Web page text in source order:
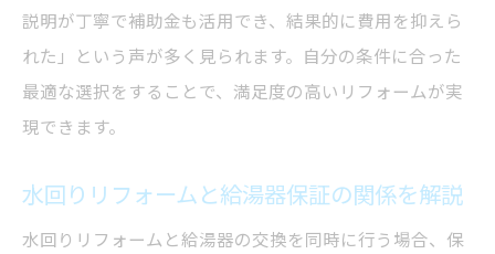
説明が丁寧で補助金も活用でき、結果的に費用を抑えら
れた」という声が多く見られます。自分の条件に合った
最適な選択をすることで、満足度の高いリフォームが実
現できます。
水回りリフォームと給湯器保証の関係を解説
水回りリフォームと給湯器の交換を同時に行う場合、保